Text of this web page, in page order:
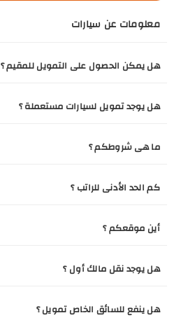
معلومات عن سيارات
هل يمكن الحصول على التمويل للمقيم ؟
هل يوجد تمويل لسيارات مستعملة ؟
ما هى شروطكم ؟
كم الحد الأدنى للراتب ؟
أين موقعكم ؟
هل يوجد نقل مالك أول ؟
هل ينفع للسائق الخاص تمويل ؟